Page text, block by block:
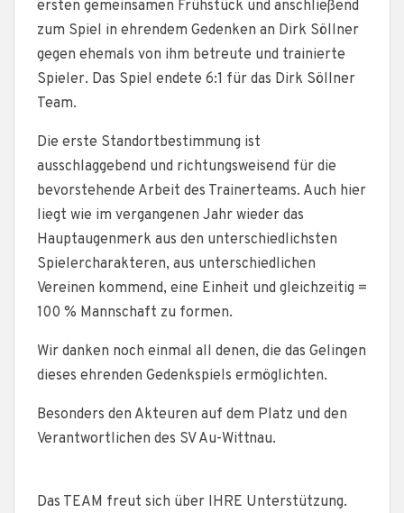
ersten gemeinsamen Frühstück und anschließend
zum Spiel in ehrendem Gedenken an Dirk Söllner
gegen ehemals von ihm betreute und trainierte
Spieler. Das Spiel endete 6:1 für das Dirk Söllner
Team.
Die erste Standortbestimmung ist
ausschlaggebend und richtungsweisend für die
bevorstehende Arbeit des Trainerteams. Auch hier
liegt wie im vergangenen Jahr wieder das
Hauptaugenmerk aus den unterschiedlichsten
Spielercharakteren, aus unterschiedlichen
Vereinen kommend, eine Einheit und gleichzeitig =
100 % Mannschaft zu formen.
Wir danken noch einmal all denen, die das Gelingen
dieses ehrenden Gedenkspiels ermöglichten.
Besonders den Akteuren auf dem Platz und den
Verantwortlichen des SV Au-Wittnau.
Das TEAM freut sich über IHRE Unterstützung.